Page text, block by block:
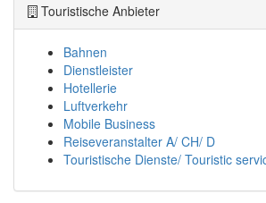
Touristische Anbieter
Bahnen
Dienstleister
Hotellerie
Luftverkehr
Mobile Business
Reiseveranstalter A/ CH/ D
Touristische Dienste/ Touristic